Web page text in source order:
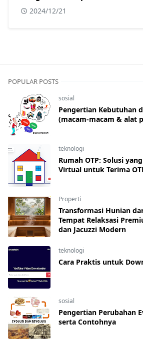
2024/12/21
POPULAR POSTS
sosial
Pengertian Kebutuhan
(macam-macam & alat
teknologi
Rumah OTP: Solusi
Virtual untuk Terima
Properti
Transformasi Hunian
Tempat Relaksasi
dan Jacuzzi Modern
teknologi
Cara Praktis untuk
sosial
Pengertian Perubahan
serta Contohnya